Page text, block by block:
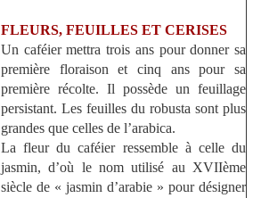
FLEURS, FEUILLES ET CERISES
Un caféier mettra trois ans pour donner sa
première floraison et cinq ans pour sa
première récolte. Il possède un feuillage
persistant. Les feuilles du robusta sont plus
grandes que celles de l’arabica.
La fleur du caféier ressemble à celle du
jasmin, d’où le nom utilisé au XVIIème
siècle de « jasmin d’arabie » pour désigner